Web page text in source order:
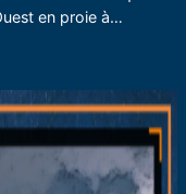
en proie à…